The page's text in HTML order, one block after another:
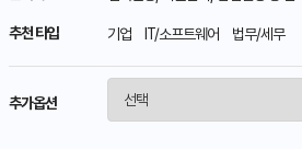
추천 타입 기업 IT/소프트웨어 법무/세무
추가옵션